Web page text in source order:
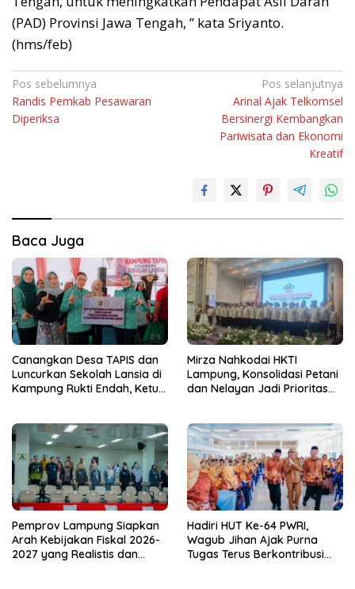
(PAD) Provinsi Jawa Tengah, ” kata Sriyanto.
(hms/feb)
Navigasi
pos
Pos sebelumnya
Randis Pemkab Pesawaran
Diperiksa
Pos selanjutnya
Arinal Ajak Telkomsel
Bersinergi Kembangkan
Pariwisata dan Ekonomi
Kreatif
Baca Juga
Canangkan Desa TAPIS dan
Luncurkan Sekolah Lansia di
Kampung Rukti Endah, Ketua
dari Desa
Mirza Nahkodai HKTI
Lampung, Konsolidasi Petani
dan Nelayan Jadi Prioritas
Pemprov Lampung Siapkan
Arah Kebijakan Fiskal 2026-
2027 yang Realistis dan
Hadiri HUT Ke-64 PWRI,
Wagub Jihan Ajak Purna
Tugas Terus Berkontribusi